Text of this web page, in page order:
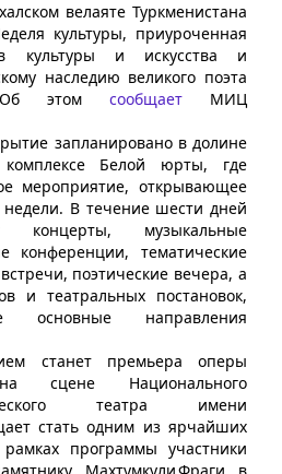
велаяте Туркменистана
культуры, приуроченная
культуры и искусства и
наследию великого поэта
Об этом сообщает МИЦ
запланировано в долине
Белой юрты, где
мероприятие, открывающее
В течение шести дней
концерты, музыкальные
конференции, тематические
поэтические вечера, а
и театральных постановок,
основные направления
станет премьера оперы
сцене Национального
театра имени
стать одним из ярчайших
программы участники